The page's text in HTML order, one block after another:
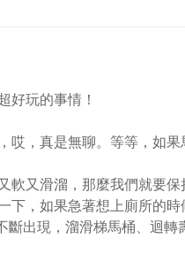
好玩的事情！
，真是無聊。等等，如果
又滑溜，那麼我們就要保
下，如果急著想上廁所的
斷出現，溜滑梯馬桶、迴